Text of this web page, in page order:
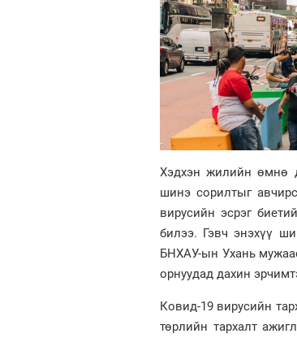
Хэдхэн жилийн өмнө
шинэ сорилтыг
вирусийн эсрэг
билээ. Гэвч энэхүү
БНХАУ-ын Ухань
орнуудад дахин
Ковид-19 вирусийн
төрлийн тархалт